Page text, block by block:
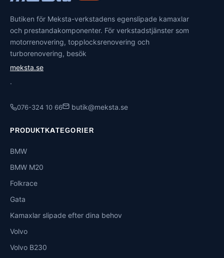
Butiken för Meksta-verkstadens egenslipade kamaxlar
och prestandakomponenter. För verkstadstjänster som
motorrenovering, topplocksrenovering och
turborenovering, besök
meksta.se
.
076-324 10 66 butik@meksta.se
PRODUKTKATEGORIER
BMW
BMW M20
Folkrace
Gata
Kamaxlar slipade efter dina behov
Volvo
Volvo B230